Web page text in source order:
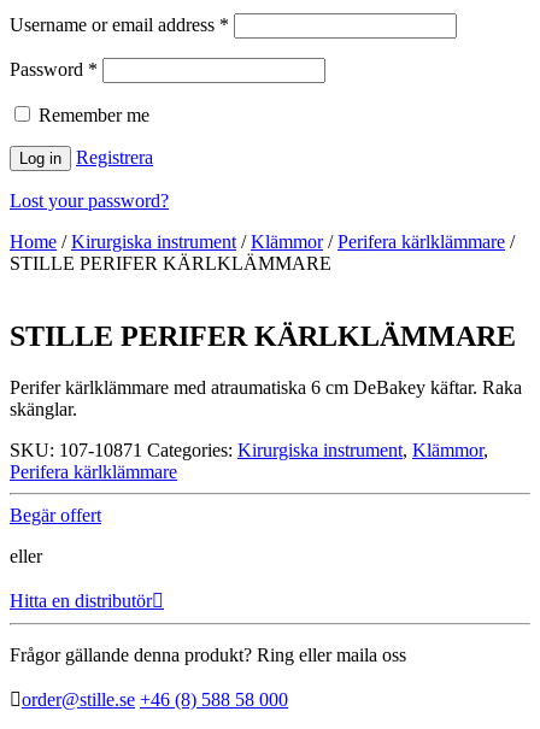
Username or email address *
Password *
Remember me
Log in Registrera
Lost your password?
Home / Kirurgiska instrument / Klämmor / Perifera kärlklämmare /
STILLE PERIFER KÄRLKLÄMMARE
STILLE PERIFER KÄRLKLÄMMARE
Perifer kärlklämmare med atraumatiska 6 cm DeBakey käftar. Raka
skänglar.
SKU: 107-10871 Categories: Kirurgiska instrument, Klämmor,
Perifera kärlklämmare
Begär offert
eller
Hitta en distributör
Frågor gällande denna produkt? Ring eller maila oss
order@stille.se +46 (8) 588 58 000